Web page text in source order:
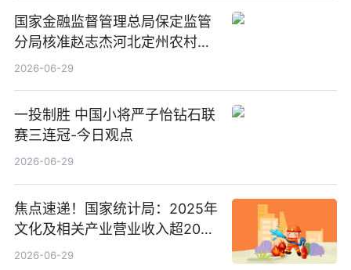
国家金融监督管理总局保定监管
分局核准赵志杰河北定州农村商
业银行股份有限公司副行长任职
2026-06-29
一投制胜 中国小将严子怡钻石联
赛三连冠-今日观点
2026-06-29
焦点速递！国家统计局：2025年
文化及相关产业营业收入超20万
亿元
2026-06-29